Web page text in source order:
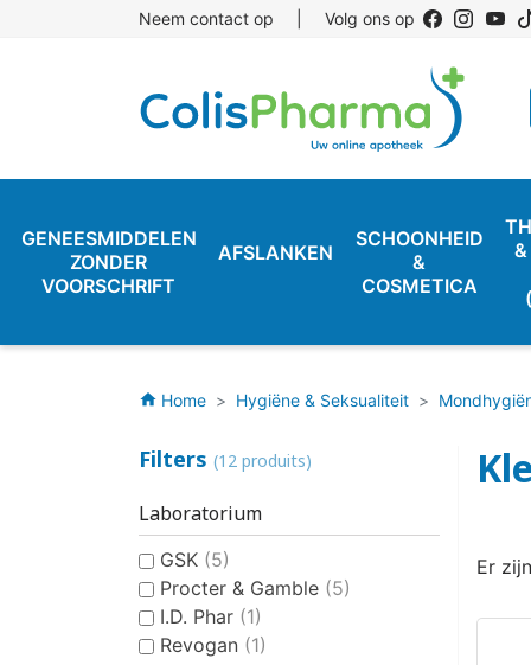
Neem contact op Volg ons op
GENEESMIDDELEN
ZONDER
VOORSCHRIFT
AFSLANKEN
SCHOONHEID
&
COSMETICA
&
home Home Hygiëne & Seksualiteit
Filters (12 produits)
Laboratorium
GSK (5)
Procter & Gamble (5)
I.D. Phar (1)
Revogan (1)
Er